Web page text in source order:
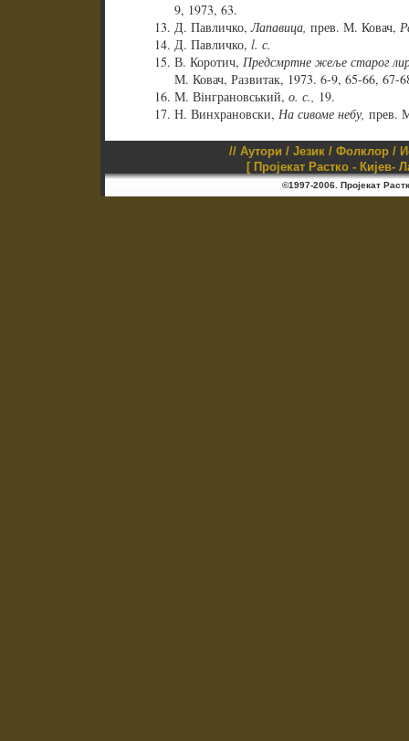
9, 1973, 63.
Д. Павличко,Лапавица, прев. М. Ковач,
Д. Павличко, l. с.
В. Коротич, Предсмртне жеље старог
М. Ковач, Развитак, 1973. 6-9, 65-66, 67-
М. Вінграновський, о. с., 19.
Н. Винхрановски, На сивоме небу, прев.
// Аутори / Језик / Фолклор /
[ Пројекат Растко - Кијев-
©1997-2006. Пројекат